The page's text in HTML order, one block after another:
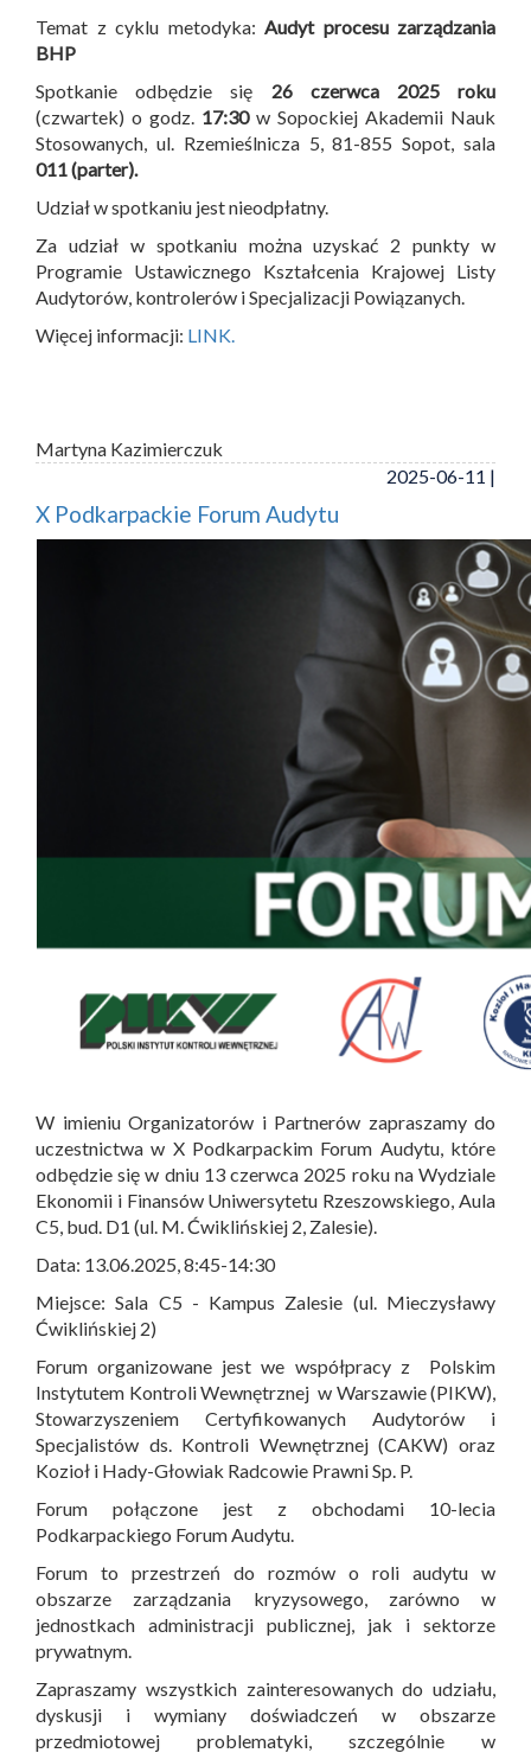
Temat z cyklu metodyka: Audyt procesu zarządzania
BHP
Spotkanie odbędzie się 26 czerwca 2025 roku
(czwartek) o godz. 17:30w Sopockiej Akademii Nauk
Stosowanych, ul. Rzemieślnicza 5, 81-855 Sopot, sala
011 (parter).
Udział w spotkaniu jest nieodpłatny.
Za udział w spotkaniu można uzyskać 2 punkty w
Programie Ustawicznego Kształcenia Krajowej Listy
Audytorów, kontrolerów i Specjalizacji Powiązanych.
Więcej informacji: LINK.
Martyna Kazimierczuk
2025-06-11 |
X Podkarpackie Forum Audytu
W imieniu Organizatorów i Partnerów zapraszamy do
uczestnictwa w X Podkarpackim Forum Audytu, które
odbędzie się w dniu 13 czerwca 2025 roku na Wydziale
Ekonomii i Finansów Uniwersytetu Rzeszowskiego, Aula
C5, bud. D1 (ul. M. Ćwiklińskiej 2, Zalesie).
Data: 13.06.2025, 8:45-14:30
Miejsce: Sala C5 - Kampus Zalesie (ul. Mieczysławy
Ćwiklińskiej 2)
Forum organizowane jest we współpracy z Polskim
Instytutem Kontroli Wewnętrznej w Warszawie (PIKW),
Stowarzyszeniem Certyfikowanych Audytorów i
Specjalistów ds. Kontroli Wewnętrznej (CAKW) oraz
Kozioł i Hady-Głowiak Radcowie Prawni Sp. P.
Forum połączone jest z obchodami 10-lecia
Podkarpackiego Forum Audytu.
Forum to przestrzeń do rozmów o roli audytu w
obszarze zarządzania kryzysowego, zarówno w
jednostkach administracji publicznej, jak i sektorze
prywatnym.
Zapraszamy wszystkich zainteresowanych do udziału,
dyskusji i wymiany doświadczeń w obszarze
przedmiotowej problematyki, szczególnie w